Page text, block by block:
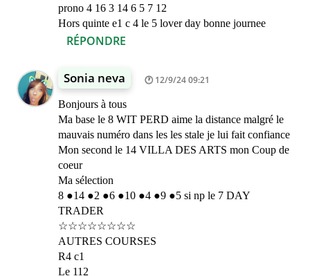
prono 4 16 3 14 6 5 7 12
Hors quinte e1 c 4 le 5 lover day bonne journee
RÉPONDRE
Sonia neva 12/9/24 09:21
Bonjours à tous
Ma base le 8 WIT PERD aime la distance malgré le
mauvais numéro dans les les stale je lui fait confiance
Mon second le 14 VILLA DES ARTS mon Coup de
coeur
Ma sélection
8 ●14 ●2 ●6 ●10 ●4 ●9 ●5 si np le 7 DAY
TRADER
☆☆☆☆☆☆☆☆
AUTRES COURSES
R4 c1
Le 112